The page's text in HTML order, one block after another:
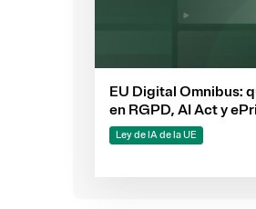
EU Digital Omnibus:
en RGPD, AI Act y
Ley de IA de la UE